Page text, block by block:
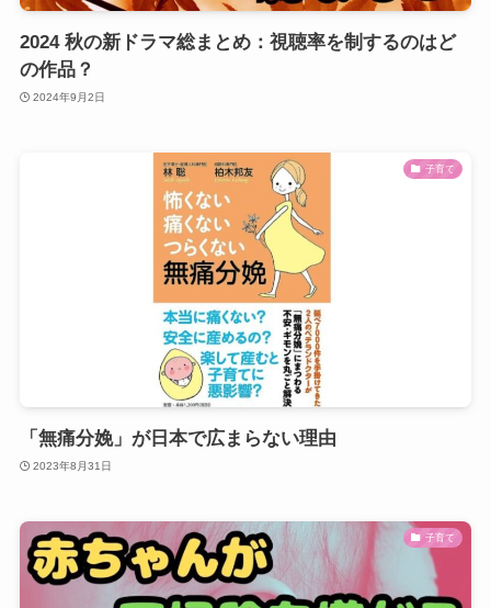
2024 秋の新ドラマ総まとめ：視聴率を制するのはど
の作品？
2024年9月2日
子育て
「無痛分娩」が日本で広まらない理由
2023年8月31日
子育て